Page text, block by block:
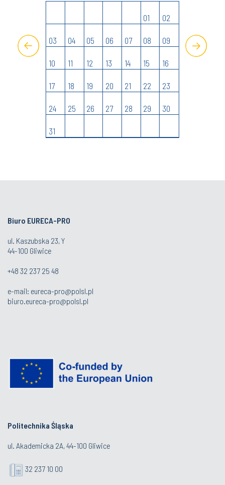
01 02
03 04 05 06 07 08 09
10 11 12 13 14 15 16
17 18 19 20 21 22 23
24 25 26 27 28 29 30
31
Biuro EURECA-PRO
ul. Kaszubska 23, Y
44-100 Gliwice
+48 32 237 25 48
e-mail: eureca-pro@polsl.pl
biuro.eureca-pro@polsl.pl
Politechnika Śląska
ul. Akademicka 2A, 44-100 Gliwice
32 237 10 00